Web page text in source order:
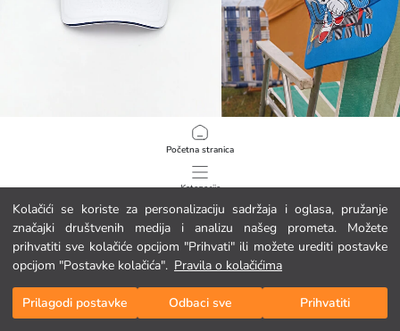
Kolačići se koriste za personalizaciju sadržaja i oglasa, pružanje
značajki društvenih medija i analizu našeg prometa. Možete
prihvatiti sve kolačiće opcijom "Prihvati" ili možete urediti postavke
opcijom "Postavke kolačića". Pravila o kolačićima
Prilagodi postavke Odbaci sve Prihvatiti
Početna stranica
Kategorije
Moja košarica
Sonic tiskana dječja kapa